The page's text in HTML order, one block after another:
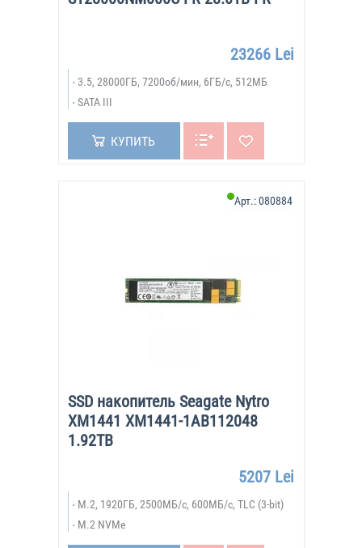
23266 Lei
3.5, 28000ГБ, 7200об/мин, 6ГБ/с, 512МБ
SATA III
КУПИТЬ
SSD накопитель Seagate Nytro
XM1441 XM1441-1AB112048
1.92TB
Арт.:080884
5207 Lei
M.2, 1920ГБ, 2500МБ/с, 600МБ/с, TLC (3-bit)
M.2 NVMe